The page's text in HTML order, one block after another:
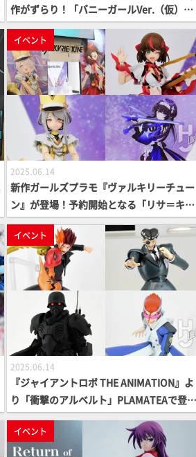
作がずらり！「バニーガールVer.（仮）」
も制作決定！「ギルティプリンセス」「ゴ
ッズオーダー」「chitocerium」新作展示
もお見逃しなく【スマイルフェス2025 東
京】
イベント
2025.06.14
新作ガールズプラモ『ヴァルキリーチュー
ン』が登場！予約開始となる「リサ＝キャ
スター」と「アイリス＝ブルックナー」が
展示！会場ではPVも公開中【スマイルフェ
ス2025 東京】
イベント
2025.06.14
『ジャイアントロボ THE ANIMATION』よ
り「衝撃のアルベルト」PLAMATEAで登
場！『スクライド』ストレイト・クーガ
ー、カズマや『人狼 JIN-ROH』プロテクト
ギアも展示！【スマイルフェス2025 東京】
イベント